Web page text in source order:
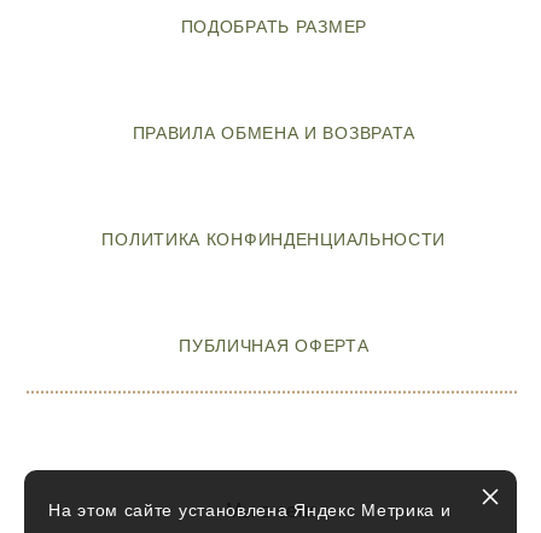
ПОДОБРАТЬ РАЗМЕР
ПРАВИЛА ОБМЕНА И ВОЗВРАТА
ПОЛИТИКА КОНФИНДЕНЦИАЛЬНОСТИ
ПУБЛИЧНАЯ ОФЕРТА
Мы в сети
На этом сайте установлена Яндекс Метрика и